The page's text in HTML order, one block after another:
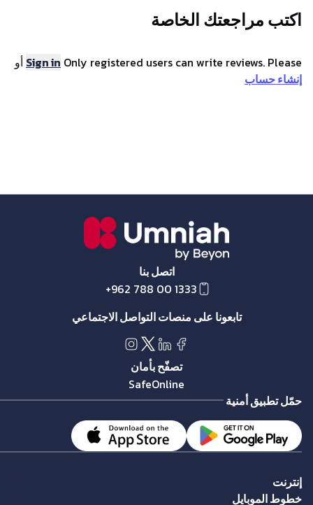
اكتب مراجعتك الخاصة
Only registered users can write reviews. Please
Sign in أو
إنشاء حساب
اتصل بنا
+962 788 00 1333
تابعونا على منصات التواصل الاجتماعي
تصفّح بأمان
SafeOnline
حمّل تطبيق أمنية
إنترنت
خطوط الموبايل